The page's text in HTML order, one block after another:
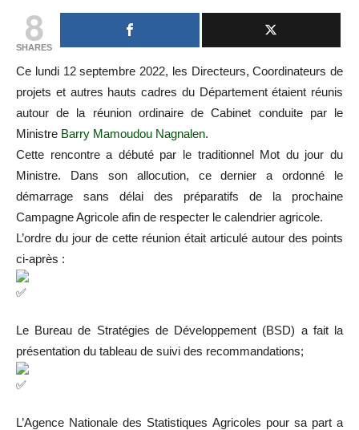
8
SHARES
Ce lundi 12 septembre 2022, les Directeurs, Coordinateurs de
projets et autres hauts cadres du Département étaient réunis
autour de la réunion ordinaire de Cabinet conduite par le
Ministre Barry Mamoudou Nagnalen.
Cette rencontre a débuté par le traditionnel Mot du jour du
Ministre. Dans son allocution, ce dernier a ordonné le
démarrage sans délai des préparatifs de la prochaine
Campagne Agricole afin de respecter le calendrier agricole.
L’ordre du jour de cette réunion était articulé autour des points
ci-après :
Le Bureau de Stratégies de Développement (BSD) a fait la
présentation du tableau de suivi des recommandations;
L’Agence Nationale des Statistiques Agricoles pour sa part a